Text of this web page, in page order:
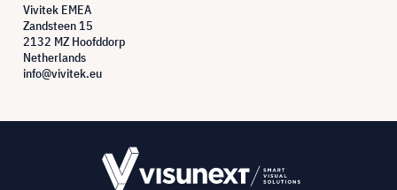
Vivitek EMEA
Zandsteen 15
2132 MZ Hoofddorp
Netherlands
info@vivitek.eu